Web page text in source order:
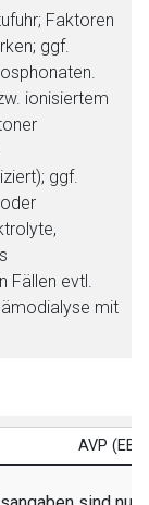
Faktoren
ggf.
ionisiertem
ggf.
Fällen evtl.
mit
AVP